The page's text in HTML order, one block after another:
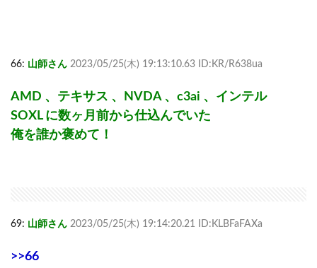
66: 山師さん 2023/05/25(木) 19:13:10.63 ID:KR/R638ua
AMD 、テキサス 、NVDA 、c3ai 、インテル
SOXL に数ヶ月前から仕込んでいた
俺を誰か褒めて！
69: 山師さん 2023/05/25(木) 19:14:20.21 ID:KLBFaFAXa
>>66